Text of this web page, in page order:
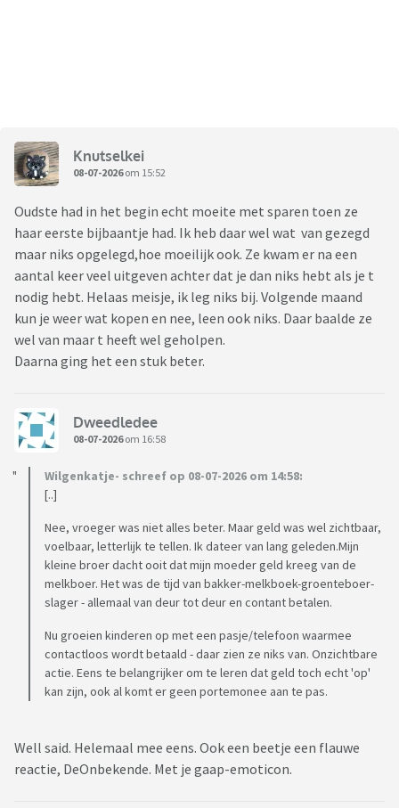
Knutselkei
08-07-2026om 15:52
Oudste had in het begin echt moeite met sparen toen ze
haar eerste bijbaantje had. Ik heb daar wel wat van gezegd
maar niks opgelegd,hoe moeilijk ook. Ze kwam er na een
aantal keer veel uitgeven achter dat je dan niks hebt als je t
nodig hebt. Helaas meisje, ik leg niks bij. Volgende maand
kun je weer wat kopen en nee, leen ook niks. Daar baalde ze
wel van maar t heeft wel geholpen.
Daarna ging het een stuk beter.
Dweedledee
08-07-2026om 16:58
Wilgenkatje- schreef op 08-07-2026 om 14:58:
[..]
Nee, vroeger was niet alles beter. Maar geld was wel zichtbaar,
voelbaar, letterlijk te tellen. Ik dateer van lang geleden.Mijn
kleine broer dacht ooit dat mijn moeder geld kreeg van de
melkboer. Het was de tijd van bakker-melkboek-groenteboer-
slager - allemaal van deur tot deur en contant betalen.
Nu groeien kinderen op met een pasje/telefoon waarmee
contactloos wordt betaald - daar zien ze niks van. Onzichtbare
actie. Eens te belangrijker om te leren dat geld toch echt 'op'
kan zijn, ook al komt er geen portemonee aan te pas.
Well said. Helemaal mee eens. Ook een beetje een flauwe
reactie, DeOnbekende. Met je gaap-emoticon.